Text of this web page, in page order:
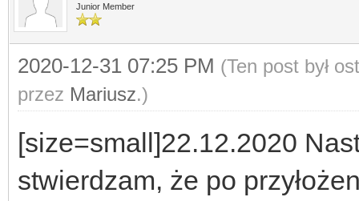
Junior Member
2020-12-31 07:25 PM (Ten post był
przez Mariusz.)
[size=small]22.12.2020
stwierdzam, że po